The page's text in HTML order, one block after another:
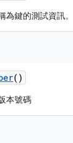
為鍵的測試資訊。
()
本號碼